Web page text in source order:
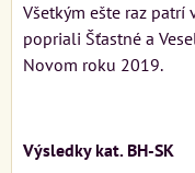
Všetkým ešte raz patrí
popriali Šťastné a
Novom roku 2019.
Výsledky kat. BH-SK